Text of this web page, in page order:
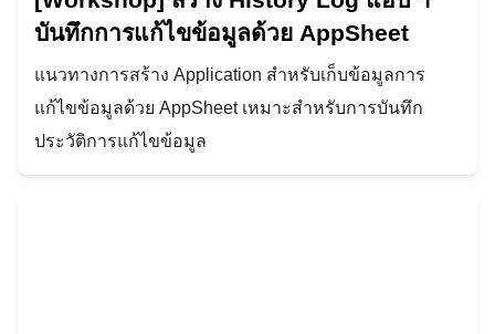
บันทึกการแก้ไขข้อมูลด้วย AppSheet
แนวทางการสร้าง Application สำหรับเก็บข้อมูลการ
แก้ไขข้อมูลด้วย AppSheet เหมาะสำหรับการบันทึก
ประวัติการแก้ไขข้อมูล